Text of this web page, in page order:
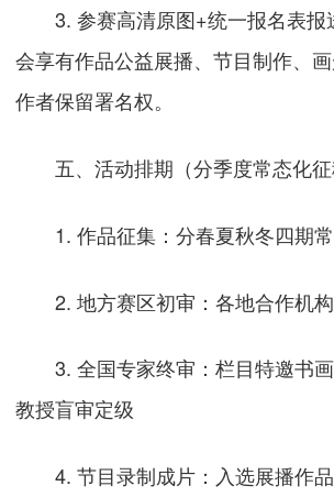
3. 参赛高清原图+统一报名表报
会享有作品公益展播、节目制作、画
作者保留署名权。
五、活动排期（分季度常态化征
1. 作品征集：分春夏秋冬四期常
2. 地方赛区初审：各地合作机
3. 全国专家终审：栏目特邀书
教授盲审定级
4. 节目录制成片：入选展播作品